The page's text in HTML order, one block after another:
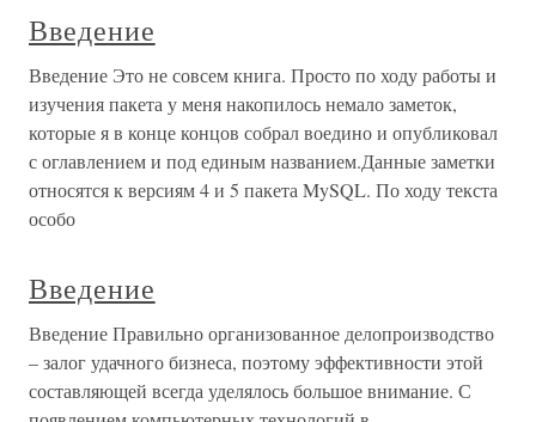
Введение
Введение Это не совсем книга. Просто по ходу работы и
изучения пакета у меня накопилось немало заметок,
которые я в конце концов собрал воедино и опубликовал
с оглавлением и под единым названием.Данные заметки
относятся к версиям 4 и 5 пакета MySQL. По ходу текста
особо
Введение
Введение Правильно организованное делопроизводство
– залог удачного бизнеса, поэтому эффективности этой
составляющей всегда уделялось большое внимание. С